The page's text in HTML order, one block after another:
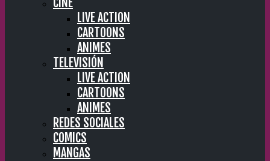
LIVE ACTION
CARTOONS
ANIMES
TELEVISIÓN
LIVE ACTION
CARTOONS
ANIMES
REDES SOCIALES
COMICS
MANGAS